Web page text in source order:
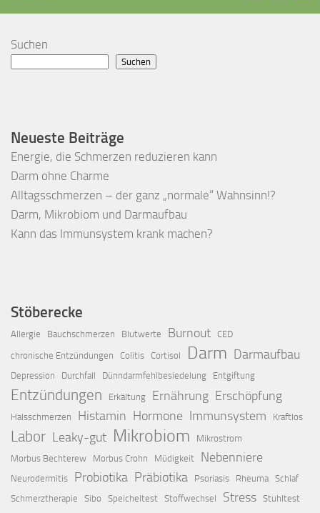
Suchen
Suchen
Neueste Beiträge
Energie, die Schmerzen reduzieren kann
Darm ohne Charme
Alltagsschmerzen – der ganz „normale“ Wahnsinn!?
Darm, Mikrobiom und Darmaufbau
Kann das Immunsystem krank machen?
Stöberecke
Allergie Bauchschmerzen Blutwerte Burnout
CED
chronische Entzündungen
Colitis Cortisol Darm Darmaufbau
Depression Durchfall Dünndarmfehlbesiedelung Entgiftung
Entzündungen Erkältung Ernährung Erschöpfung
Halsschmerzen Histamin Hormone Immunsystem Kraftlos
Labor Leaky-gut Mikrobiom
Mikrostrom
Morbus Bechterew
Morbus Crohn Müdigkeit Nebenniere
Neurodermitis Probiotika Präbiotika Psoriasis Rheuma Schlaf
Schmerztherapie
Sibo Speicheltest Stoffwechsel Stress Stuhltest